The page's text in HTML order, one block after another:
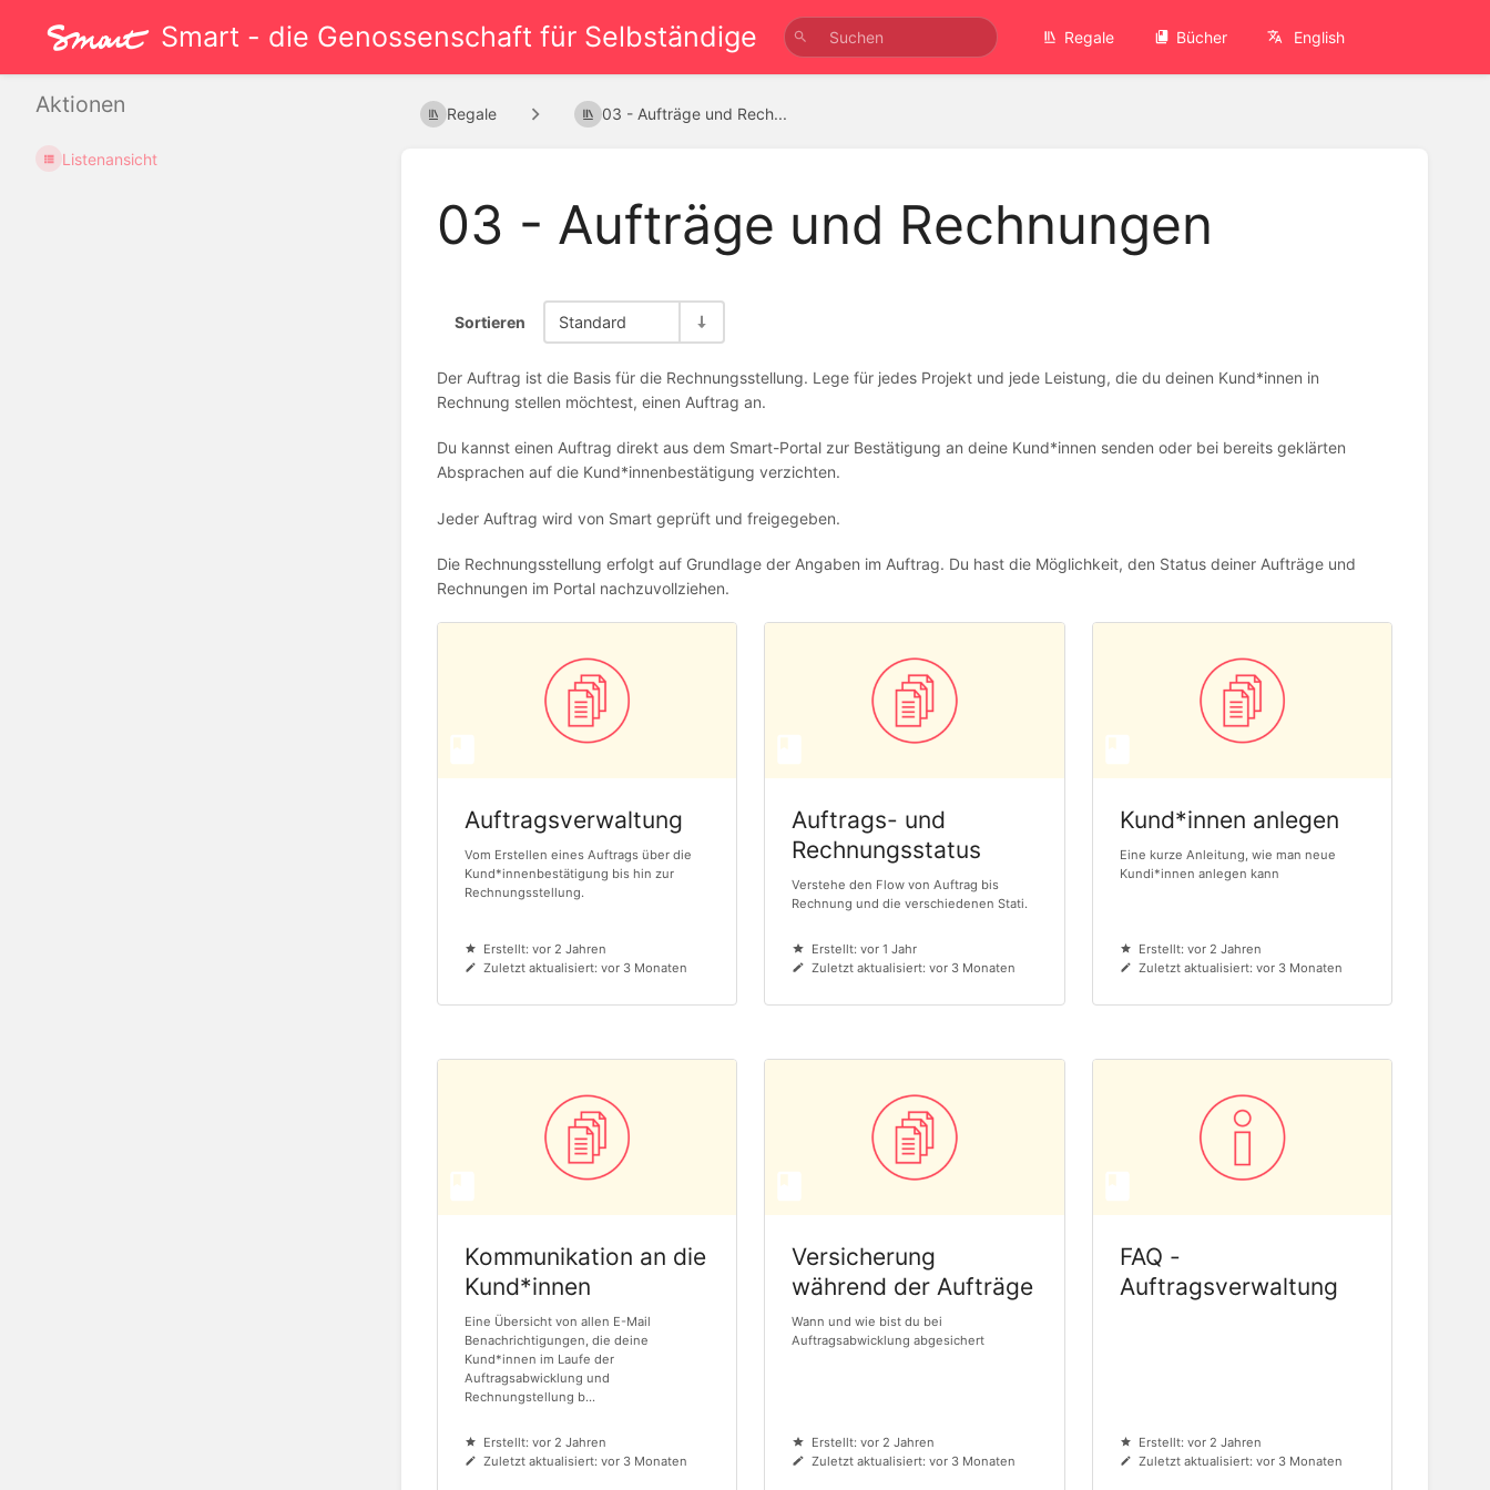
Smart - die Genossenschaft für Selbständige Regale Bücher English
Aktionen
Listenansicht
Regale 03 - Aufträge und Rech...
03 - Aufträge und Rechnungen
Sortieren Standard
Der Auftrag ist die Basis für die Rechnungsstellung. Lege für jedes Projekt und jede Leistung, die du deinen Kund*innen in
Rechnung stellen möchtest, einen Auftrag an.
Du kannst einen Auftrag direkt aus dem Smart-Portal zur Bestätigung an deine Kund*innen senden oder bei bereits geklärten
Absprachen auf die Kund*innenbestätigung verzichten.
Jeder Auftrag wird von Smart geprüft und freigegeben.
Die Rechnungsstellung erfolgt auf Grundlage der Angaben im Auftrag. Du hast die Möglichkeit, den Status deiner Aufträge und
Rechnungen im Portal nachzuvollziehen.
Auftragsverwaltung
Vom Erstellen eines Auftrags über die
Kund*innenbestätigung bis hin zur
Rechnungsstellung.
Erstellt: vor 2 Jahren
Zuletzt aktualisiert: vor 3 Monaten
Auftrags- und
Rechnungsstatus
Verstehe den Flow von Auftrag bis
Rechnung und die verschiedenen Stati.
Erstellt: vor 1 Jahr
Zuletzt aktualisiert: vor 3 Monaten
Kund*innen anlegen
Eine kurze Anleitung, wie man neue
Kundi*innen anlegen kann
Erstellt: vor 2 Jahren
Zuletzt aktualisiert: vor 3 Monaten
Kommunikation an die
Kund*innen
Eine Übersicht von allen E-Mail
Benachrichtigungen, die deine
Kund*innen im Laufe der
Auftragsabwicklung und
Rechnungstellung b...
Erstellt: vor 2 Jahren
Zuletzt aktualisiert: vor 3 Monaten
Versicherung
während der Aufträge
Wann und wie bist du bei
Auftragsabwicklung abgesichert
Erstellt: vor 2 Jahren
Zuletzt aktualisiert: vor 3 Monaten
FAQ -
Auftragsverwaltung
Erstellt: vor 2 Jahren
Zuletzt aktualisiert: vor 3 Monaten